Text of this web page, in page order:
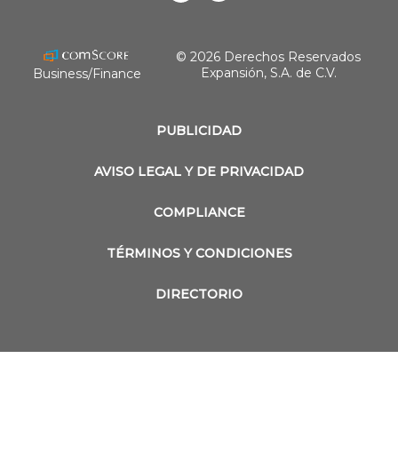
PUBLICIDAD
AVISO LEGAL Y DE PRIVACIDAD
COMPLIANCE
TÉRMINOS Y CONDICIONES
DIRECTORIO
Business/Finance
© 2026 Derechos Reservados
Expansión, S.A. de C.V.